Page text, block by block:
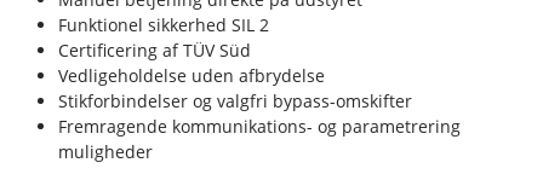
Funktionel sikkerhed SIL 2
Certificering af TÜV Süd
Vedligeholdelse uden afbrydelse
Stikforbindelser og valgfri bypass-omskifter
Fremragende kommunikations- og parametrering
muligheder